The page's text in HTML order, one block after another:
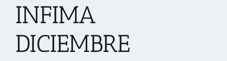
CONTACTO
INFIMA
DICIEMBRE